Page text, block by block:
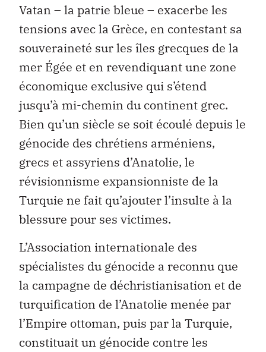
Vatan – la patrie bleue – exacerbe les
tensions avec la Grèce, en contestant sa
souveraineté sur les îles grecques de la
mer Égée et en revendiquant une zone
économique exclusive qui s’étend
jusqu’à mi-chemin du continent grec.
Bien qu’un siècle se soit écoulé depuis le
génocide des chrétiens arméniens,
grecs et assyriens d’Anatolie, le
révisionnisme expansionniste de la
Turquie ne fait qu’ajouter l’insulte à la
blessure pour ses victimes.
L’Association internationale des
spécialistes du génocide a reconnu que
la campagne de déchristianisation et de
turquification de l’Anatolie menée par
l’Empire ottoman, puis par la Turquie,
constituait un génocide contre les